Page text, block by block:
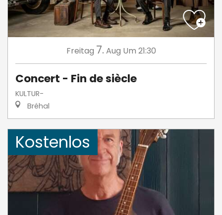
Freitag 7. Aug Um 21:30
Concert - Fin de siècle
KULTUR-
Bréhal
Kostenlos